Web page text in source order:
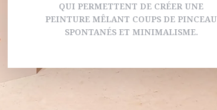
QUI PERMETTENT DE CRÉER UNE
PEINTURE MÊLANT COUPS DE PINCEAU
SPONTANÉS ET MINIMALISME.